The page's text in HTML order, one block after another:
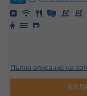
Пълно описание на